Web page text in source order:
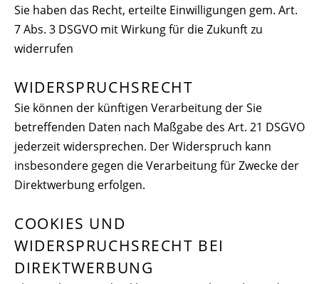
Sie haben das Recht, erteilte Einwilligungen gem. Art.
7 Abs. 3 DSGVO mit Wirkung für die Zukunft zu
widerrufen
WIDERSPRUCHSRECHT
Sie können der künftigen Verarbeitung der Sie
betreffenden Daten nach Maßgabe des Art. 21 DSGVO
jederzeit widersprechen. Der Widerspruch kann
insbesondere gegen die Verarbeitung für Zwecke der
Direktwerbung erfolgen.
COOKIES UND
WIDERSPRUCHSRECHT BEI
DIREKTWERBUNG